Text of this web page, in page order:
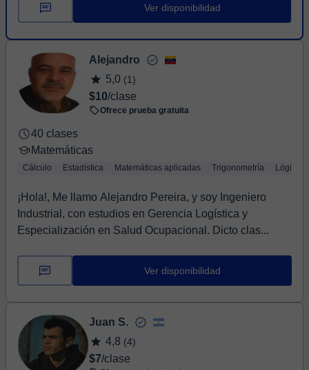
Ver disponibilidad
Alejandro
5,0 (1)
$10/clase
Ofrece prueba gratuita
40 clases
Matemáticas
Cálculo Estadística Matemáticas aplicadas Trigonometría Lógica
¡Hola!, Me llamo Alejandro Pereira, y soy Ingeniero
Industrial, con estudios en Gerencia Logística y
Especialización en Salud Ocupacional. Dicto clas...
Ver disponibilidad
Juan S.
4,8 (4)
$7/clase